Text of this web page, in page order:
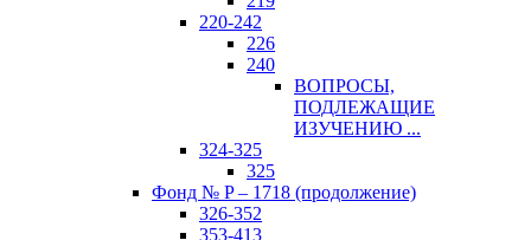
220-242
226
240
ВОПРОСЫ,
ПОДЛЕЖАЩИЕ
ИЗУЧЕНИЮ ...
324-325
325
Фонд № P – 1718 (продолжение)
326-352
353-413